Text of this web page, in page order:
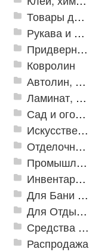
Товары для дома
Рукава и шланги промышленные
Придверные решетки
Ковролин
Автолин, Транслин, Линолеум
Ламинат, Кварцвиниловая плитка SPC
Сад и огород
Искусственная трава
Отделочные профили
Промышленный текстиль
Инвентарь для клининга
Для Бани и Сауны
Для Отдыха и Пикника
Средства от насекомых и садовых вредителей
Распродажа